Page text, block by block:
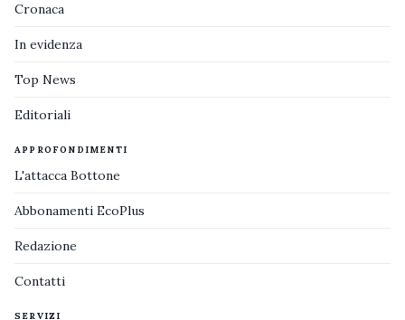
Cronaca
In evidenza
Top News
Editoriali
APPROFONDIMENTI
L'attacca Bottone
Abbonamenti EcoPlus
Redazione
Contatti
SERVIZI